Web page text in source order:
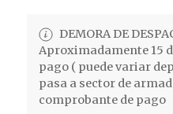
DEMORA DE
Aproximadamente 15
pago ( puede variar
pasa a sector de
comprobante de pago